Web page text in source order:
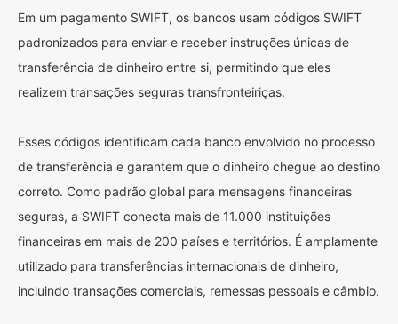
Em um pagamento SWIFT, os bancos usam códigos SWIFT
padronizados para enviar e receber instruções únicas de
transferência de dinheiro entre si, permitindo que eles
realizem transações seguras transfronteiriças.
Esses códigos identificam cada banco envolvido no processo
de transferência e garantem que o dinheiro chegue ao destino
correto. Como padrão global para mensagens financeiras
seguras, a SWIFT conecta mais de 11.000 instituições
financeiras em mais de 200 países e territórios. É amplamente
utilizado para transferências internacionais de dinheiro,
incluindo transações comerciais, remessas pessoais e câmbio.